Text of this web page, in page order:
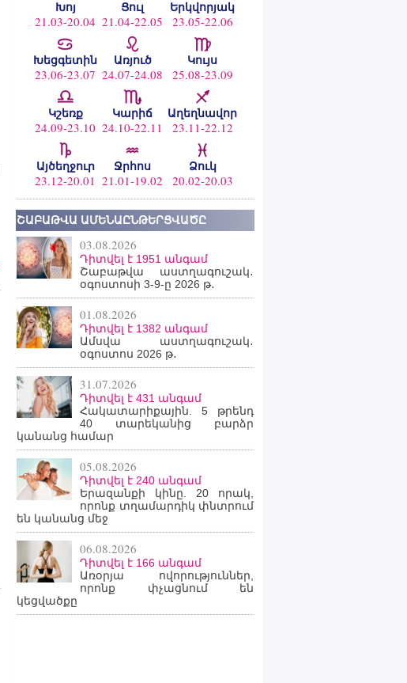
Խոյ
21.03-20.04
Ցուլ
21.04-22.05
Երկվորյակ
23.05-22.06
Խեցգետին
23.06-23.07
Առյուծ
24.07-24.08
Կույս
25.08-23.09
Կշեռք
24.09-23.10
Կարիճ
24.10-22.11
Աղեղնավոր
23.11-22.12
Այծեղջուր
23.12-20.01
Ջրհոս
21.01-19.02
Ձուկ
20.02-20.03
ՇԱԲԱԹՎԱ ԱՄԵՆԱԸՆԹԵՐՑՎԱԾԸ
03.08.2026
Դիտվել է 1951 անգամ
Շաբաթվա աստղագուշակ․
օգոստոսի 3-9-ը 2026 թ․
01.08.2026
Դիտվել է 1382 անգամ
Ամսվա աստղագուշակ․
օգոստոս 2026 թ․
31.07.2026
Դիտվել է 431 անգամ
Հակատարիքային. 5 թրենդ
40 տարեկանից բարձր
կանանց համար
05.08.2026
Դիտվել է 240 անգամ
Երազանքի կինը. 20 որակ,
որոնք տղամարդիկ փնտրում
են կանանց մեջ
06.08.2026
Դիտվել է 166 անգամ
Առօրյա ովորություններ,
որոնք փչացնում են
կեցվածքը